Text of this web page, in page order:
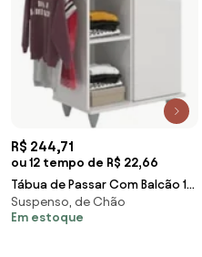
R$ 244,71
ou 12 tempo de R$ 22,66
Tábua de Passar Com Balcão 1
Porta Giovana Branco - Lumil
Suspenso, de Chão
Em estoque